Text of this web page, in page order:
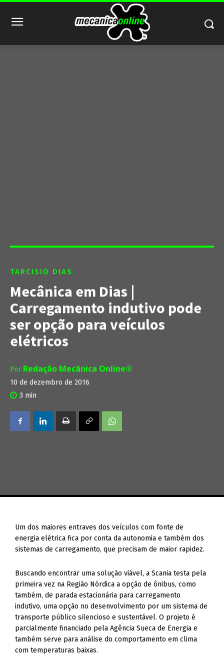
TARCISIO DIAS
Mecânica em Dias |
Carregamento indutivo pode
ser opção para veículos
elétricos
Por Redação Mecânica Online®
10 de dezembro de 2016
3 min
Um dos maiores entraves dos veículos com fonte de
energia elétrica fica por conta da autonomia e também dos
sistemas de carregamento, que precisam de maior rapidez.
Buscando encontrar uma solução viável, a Scania testa pela
primeira vez na Região Nórdica a opção de ônibus, como
também, de parada estacionária para carregamento
indutivo, uma opção no desenvolvimento por um sistema de
transporte público silencioso e sustentável. O projeto é
parcialmente financiado pela Agência Sueca de Energia e
também serve para análise do comportamento em clima
com temperaturas baixas.